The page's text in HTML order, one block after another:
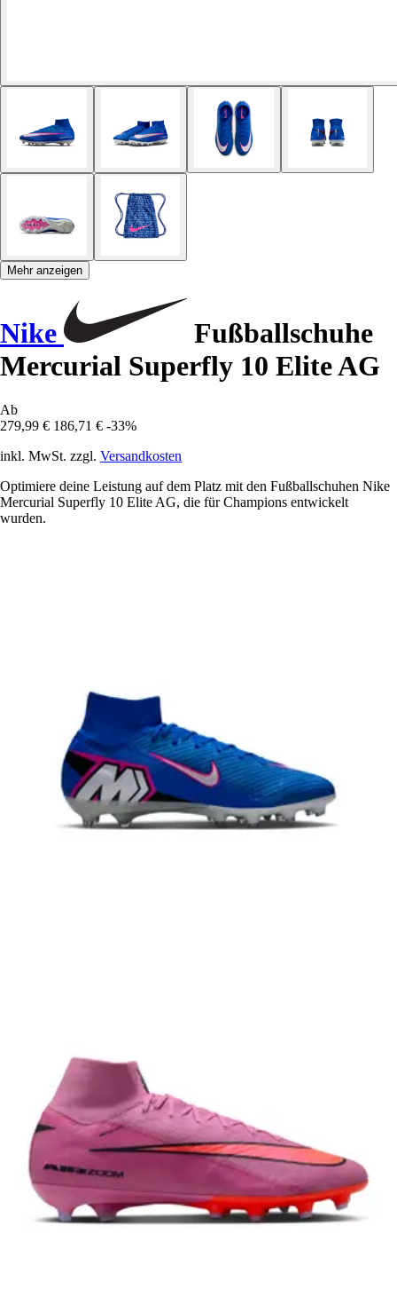
Mehr anzeigen
Nike
Fußballschuhe
Mercurial Superfly 10 Elite AG
Ab
279,99 € 186,71 € -33%
inkl. MwSt. zzgl. Versandkosten
Optimiere deine Leistung auf dem Platz mit den Fußballschuhen Nike
Mercurial Superfly 10 Elite AG, die für Champions entwickelt
wurden.